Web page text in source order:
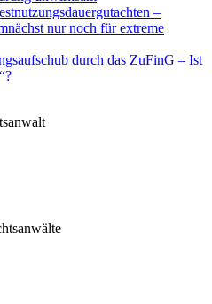
–
nur noch für extreme
durch das ZuFinG – Ist